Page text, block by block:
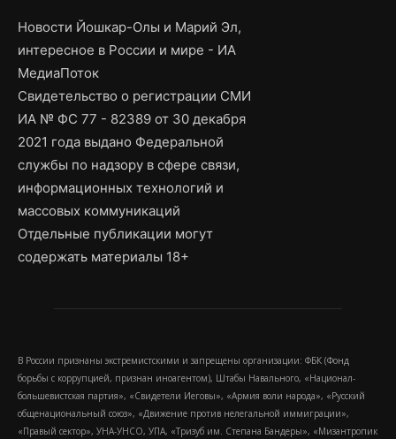
Новости Йошкар-Олы и Марий Эл,
интересное в России и мире - ИА
МедиаПоток
Свидетельство о регистрации СМИ
ИА № ФС 77 - 82389 от 30 декабря
2021 года выдано Федеральной
службы по надзору в сфере связи,
информационных технологий и
массовых коммуникаций
Отдельные публикации могут
содержать материалы 18+
В России признаны экстремистскими и запрещены организации: ФБК (Фонд
борьбы с коррупцией, признан иноагентом), Штабы Навального, «Национал-
большевистская партия», «Свидетели Иеговы», «Армия воли народа», «Русский
общенациональный союз», «Движение против нелегальной иммиграции»,
«Правый сектор», УНА-УНСО, УПА, «Тризуб им. Степана Бандеры», «Мизантропик